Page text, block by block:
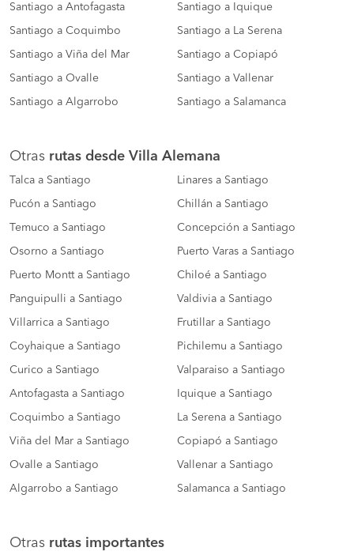
Santiago a Antofagasta Santiago a Iquique
Santiago a Coquimbo Santiago a La Serena
Santiago a Viña del Mar Santiago a Copiapó
Santiago a Ovalle Santiago a Vallenar
Santiago a Algarrobo Santiago a Salamanca
Otras rutas desde Villa Alemana
Talca a Santiago Linares a Santiago
Pucón a Santiago Chillán a Santiago
Temuco a Santiago Concepción a Santiago
Osorno a Santiago Puerto Varas a Santiago
Puerto Montt a Santiago Chiloé a Santiago
Panguipulli a Santiago Valdivia a Santiago
Villarrica a Santiago Frutillar a Santiago
Coyhaique a Santiago Pichilemu a Santiago
Curico a Santiago Valparaiso a Santiago
Antofagasta a Santiago Iquique a Santiago
Coquimbo a Santiago La Serena a Santiago
Viña del Mar a Santiago Copiapó a Santiago
Ovalle a Santiago Vallenar a Santiago
Algarrobo a Santiago Salamanca a Santiago
Otras rutas importantes